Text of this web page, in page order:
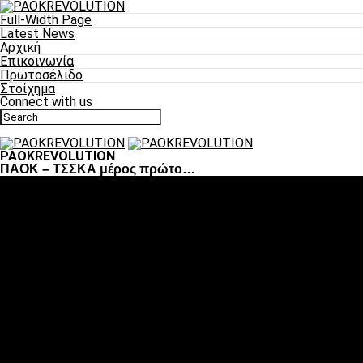
Full-Width Page
Latest News
Αρχική
Επικοινωνία
Πρωτοσέλιδο
Στοίχημα
Connect with us
PAOKREVOLUTION
ΠΑΟΚ – ΤΣΣΚΑ μέρος πρώτο…